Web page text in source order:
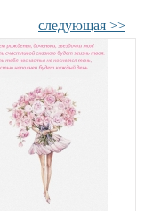
следующая >>